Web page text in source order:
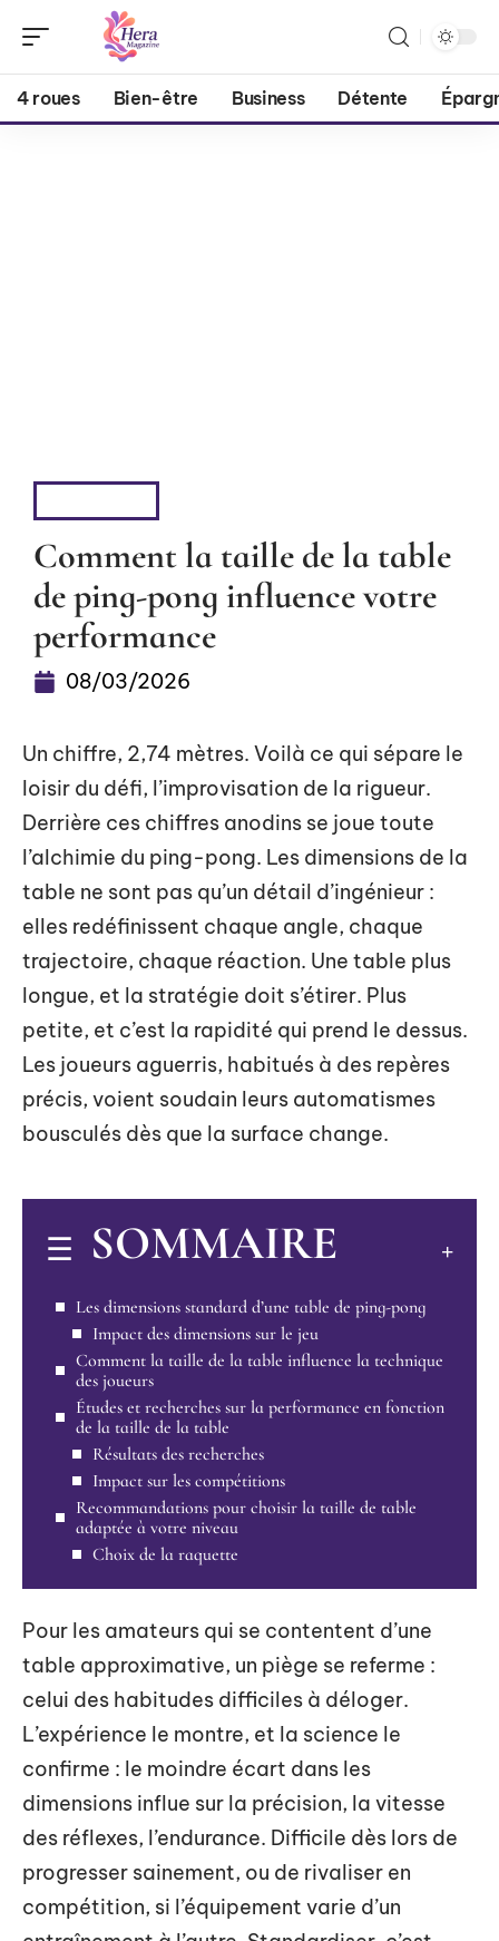
4 roues Bien-être Business Détente
Comment la taille de la table
de ping-pong influence votre
performance
08/03/2026
Un chiffre, 2,74 mètres. Voilà ce qui sépare le
loisir du défi, l’improvisation de la rigueur.
Derrière ces chiffres anodins se joue toute
l’alchimie du ping-pong. Les dimensions de la
table ne sont pas qu’un détail d’ingénieur :
elles redéfinissent chaque angle, chaque
trajectoire, chaque réaction. Une table plus
longue, et la stratégie doit s’étirer. Plus
petite, et c’est la rapidité qui prend le dessus.
Les joueurs aguerris, habitués à des repères
précis, voient soudain leurs automatismes
bousculés dès que la surface change.
SOMMAIRE
Les dimensions standard d’une table de ping-pong
Impact des dimensions sur le jeu
Comment la taille de la table influence la technique
des joueurs
Études et recherches sur la performance en fonction
de la taille de la table
Résultats des recherches
Impact sur les compétitions
Recommandations pour choisir la taille de table
adaptée à votre niveau
Choix de la raquette
Pour les amateurs qui se contentent d’une
table approximative, un piège se referme :
celui des habitudes difficiles à déloger.
L’expérience le montre, et la science le
confirme : le moindre écart dans les
dimensions influe sur la précision, la vitesse
des réflexes, l’endurance. Difficile dès lors de
progresser sainement, ou de rivaliser en
compétition, si l’équipement varie d’un